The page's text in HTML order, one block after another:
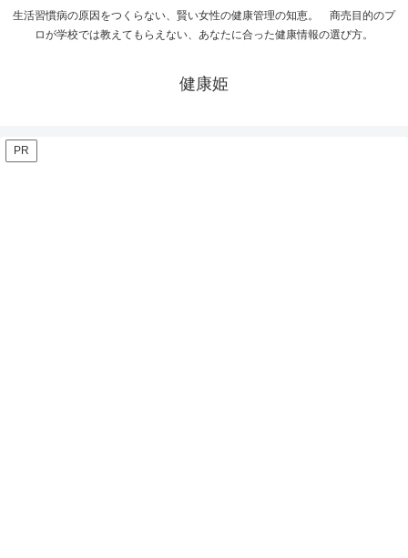
生活習慣病の原因をつくらない、賢い女性の健康管理の知恵。 商売目的のプ
ロが学校では教えてもらえない、あなたに合った健康情報の選び方。
健康姫
PR